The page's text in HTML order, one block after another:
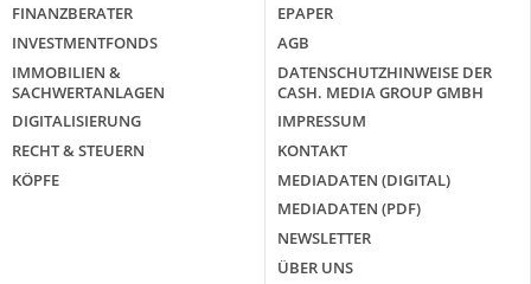
FINANZBERATER
INVESTMENTFONDS
IMMOBILIEN &
SACHWERTANLAGEN
DIGITALISIERUNG
RECHT & STEUERN
KÖPFE
EPAPER
AGB
DATENSCHUTZHINWEISE DER
CASH. MEDIA GROUP GMBH
IMPRESSUM
KONTAKT
MEDIADATEN (DIGITAL)
MEDIADATEN (PDF)
NEWSLETTER
ÜBER UNS